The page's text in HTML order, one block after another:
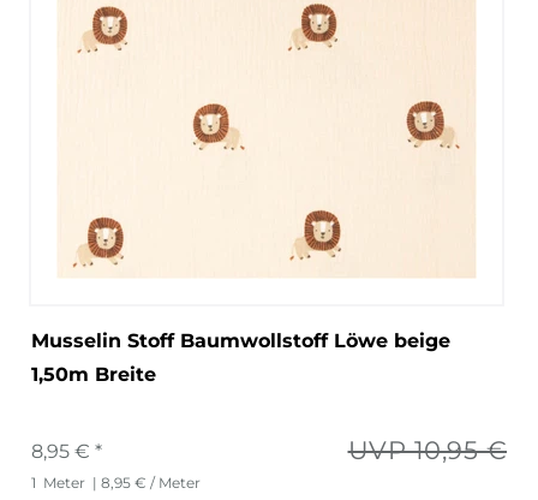
Musselin Stoff Baumwollstoff Löwe beige
1,50m Breite
UVP 10,95 €
8,95 € *
1 Meter | 8,95 € / Meter